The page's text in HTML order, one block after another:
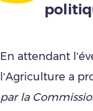
En attendant
l’Agriculture a
par la